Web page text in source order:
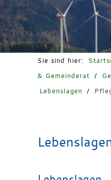
Freizeit &
Sie sind hier:
& Gemeinderat
/
Lebenslagen
/